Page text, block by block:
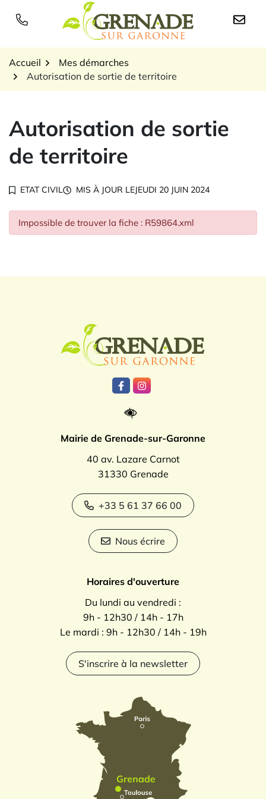
Logo Grenade sur
Accueil
Mes démarches
Autorisation de sortie de territoire
Autorisation de sortie
de territoire
ETAT CIVIL MIS À JOUR LEJEUDI 20 JUIN 2024
Impossible de trouver la fiche : R59864.xml
Lien vers le compte Facebook
Lien vers le compte
Mairie de Grenade-sur-Garonne
40 av. Lazare Carnot
31330 Grenade
+33 5 61 37 66 00
Nous écrire
Horaires d'ouverture
Du lundi au vendredi :
9h - 12h30 / 14h - 17h
Le mardi : 9h - 12h30 / 14h - 19h
S'inscrire à la newsletter